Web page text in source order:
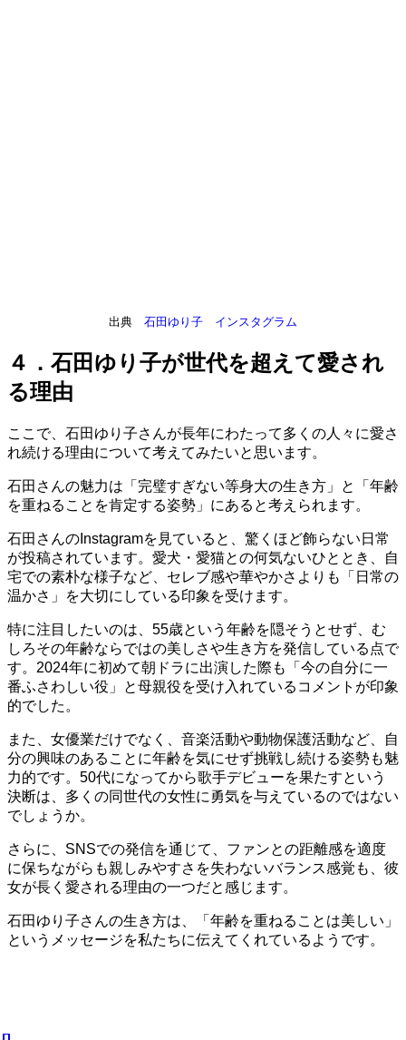
出典 石田ゆり子 インスタグラム
４．石田ゆり子が世代を超えて愛され
る理由
ここで、石田ゆり子さんが長年にわたって多くの人々に愛さ
れ続ける理由について考えてみたいと思います。
石田さんの魅力は「完璧すぎない等身大の生き方」と「年齢
を重ねることを肯定する姿勢」にあると考えられます。
石田さんのInstagramを見ていると、驚くほど飾らない日常
が投稿されています。愛犬・愛猫との何気ないひととき、自
宅での素朴な様子など、セレブ感や華やかさよりも「日常の
温かさ」を大切にしている印象を受けます。
特に注目したいのは、55歳という年齢を隠そうとせず、む
しろその年齢ならではの美しさや生き方を発信している点で
す。2024年に初めて朝ドラに出演した際も「今の自分に一
番ふさわしい役」と母親役を受け入れているコメントが印象
的でした。
また、女優業だけでなく、音楽活動や動物保護活動など、自
分の興味のあることに年齢を気にせず挑戦し続ける姿勢も魅
力的です。50代になってから歌手デビューを果たすという
決断は、多くの同世代の女性に勇気を与えているのではない
でしょうか。
さらに、SNSでの発信を通じて、ファンとの距離感を適度
に保ちながらも親しみやすさを失わないバランス感覚も、彼
女が長く愛される理由の一つだと感じます。
石田ゆり子さんの生き方は、「年齢を重ねることは美しい」
というメッセージを私たちに伝えてくれているようです。